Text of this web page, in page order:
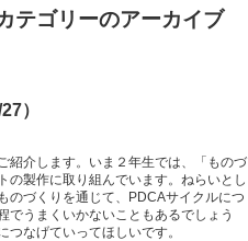
テゴリーのアーカイブ
）
紹介します。いま２年生では、「ものづ
の製作に取り組んでいます。ねらいとし
のづくりを通じて、PDCAサイクルにつ
でうまくいかないこともあるでしょう
なげていってほしいです。